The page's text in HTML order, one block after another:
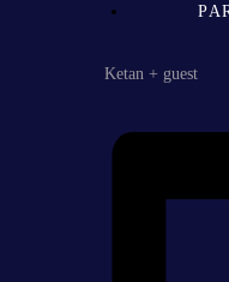
Ketan + guest